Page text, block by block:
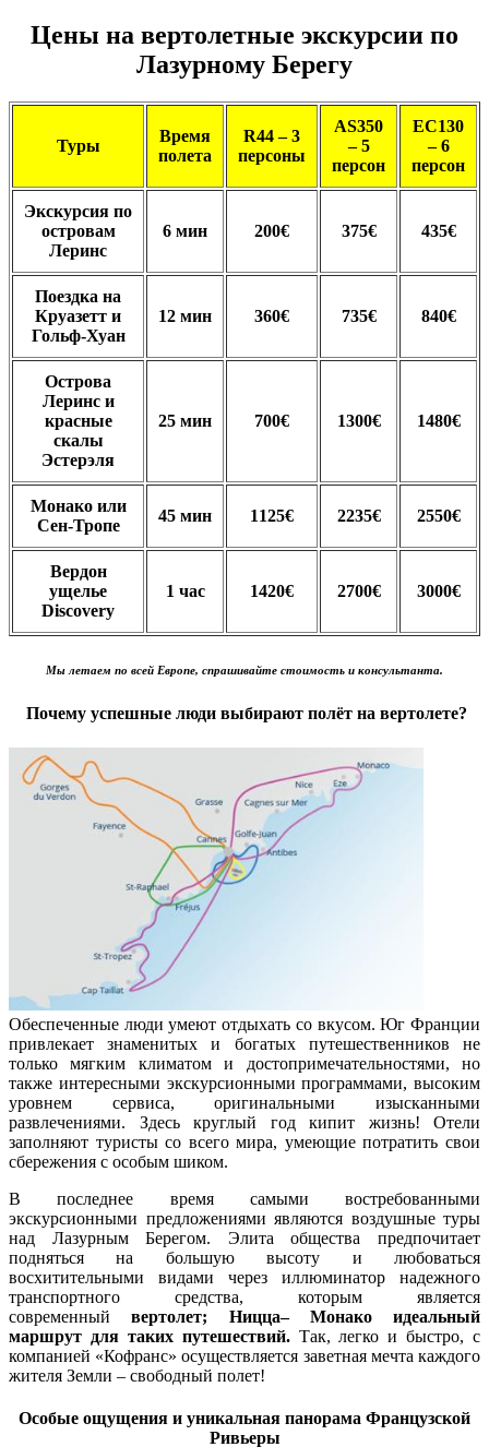
Цены на вертолетные экскурсии по
Лазурному Берегу
Туры
Время
полета
R44 – 3
персоны
AS350
– 5
персон
EC130
– 6
персон
Экскурсия по
островам
Леринс
6 мин 200€ 375€ 435€
Поездка на
Круазетт и
Гольф-Хуан
12 мин 360€ 735€ 840€
Острова
Леринс и
красные
скалы
Эстерэля
25 мин 700€ 1300€ 1480€
Монако или
Сен-Тропе
45 мин 1125€ 2235€ 2550€
Вердон
ущелье
Discovery
1 час 1420€ 2700€ 3000€
Мы летаем по всей Европе, спрашивайте стоимость и консультанта.
Почему успешные люди выбирают полёт на вертолете?
Обеспеченные люди умеют отдыхать со вкусом. Юг Франции
привлекает знаменитых и богатых путешественников не
только мягким климатом и достопримечательностями, но
также интересными экскурсионными программами, высоким
уровнем сервиса, оригинальными изысканными
развлечениями. Здесь круглый год кипит жизнь! Отели
заполняют туристы со всего мира, умеющие потратить свои
сбережения с особым шиком.
В последнее время самыми востребованными
экскурсионными предложениями являются воздушные туры
над Лазурным Берегом. Элита общества предпочитает
подняться на большую высоту и любоваться
восхитительными видами через иллюминатор надежного
транспортного средства, которым является
современныйвертолет; Ницца– Монако
идеальный
маршрут для таких путешествий.Так, легко и быстро, с
компанией «Кофранс» осуществляется заветная мечта каждого
жителя Земли – свободный полет!
Особые ощущения и уникальная панорама Французской
Ривьеры